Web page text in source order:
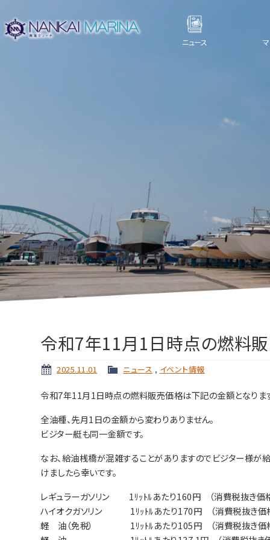
ニュース
令和7年11月1日時点の燃料
2025.11.01 ニュース , イベント情報
令和7年11月1日時点の燃料販売価格は下記の金額となりま
全油種、先月1日の金額から変わりありません。
ビジター艇も同一金額です。
なお、給油桟橋が混雑することがありますのでビジター様
けましたら幸いです。
レギュラーガソリン 1ﾘｯﾄﾙあたり160円 （消費税抜き価
ハイオクガソリン 1ﾘｯﾄﾙあたり170円 （消費税抜き価
軽 油（免税） 1ﾘｯﾄﾙあたり105円 （消費税抜き価